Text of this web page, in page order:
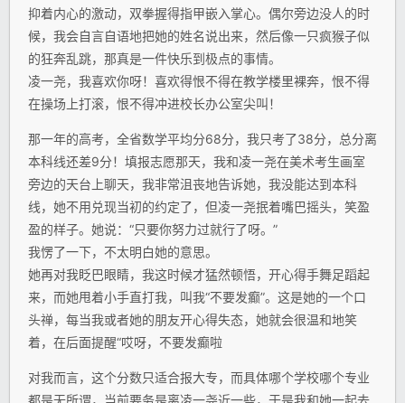
抑着内心的激动，双拳握得指甲嵌入掌心。偶尔旁边没人的时
候，我会自言自语地把她的姓名说出来，然后像一只疯猴子似
的狂奔乱跳，那真是一件快乐到极点的事情。
凌一尧，我喜欢你呀！喜欢得恨不得在教学楼里裸奔，恨不得
在操场上打滚，恨不得冲进校长办公室尖叫！
那一年的高考，全省数学平均分68分，我只考了38分，总分离
本科线还差9分！填报志愿那天，我和凌一尧在美术考生画室
旁边的天台上聊天，我非常沮丧地告诉她，我没能达到本科
线，她不用兑现当初的约定了，但凌一尧抿着嘴巴摇头，笑盈
盈的样子。她说：“只要你努力过就行了呀。”
我愣了一下，不太明白她的意思。
她再对我眨巴眼睛，我这时候才猛然顿悟，开心得手舞足蹈起
来，而她甩着小手直打我，叫我“不要发癫”。这是她的一个口
头禅，每当我或者她的朋友开心得失态，她就会很温和地笑
着，在后面提醒“哎呀，不要发癫啦
对我而言，这个分数只适合报大专，而具体哪个学校哪个专业
都是无所谓，当前要务是离凌一尧近一些，于是我和她一起去